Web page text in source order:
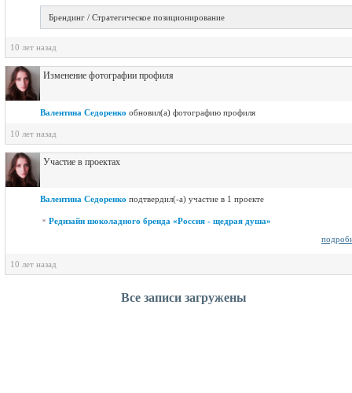
Брендинг / Стратегическое позиционирование
10 лет назад
Изменение фотографии профиля
Валентина Седоренко обновил(a) фотографию профиля
10 лет назад
Участие в проектах
Валентина Седоренко подтвердил(-а) участие в 1 проекте
Редизайн шоколадного бренда «Россия - щедрая душа»
10 лет назад
Все записи загружены